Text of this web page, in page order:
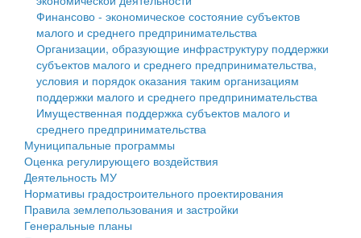
Противодействие коррупции
Контрольно-счетная палата
Персональные данные
Оценка регулирующего воздействия
Деятельность МУ
Нормативы градостроительного проектирования
Правила землепользования и застройки
Генеральные планы
Проекты планировки территории
Финансово - экономическое состояние субъектов
малого и среднего предпринимательства
Организации, образующие инфраструктуру поддержки
субъектов малого и среднего предпринимательства,
условия и порядок оказания таким организациям
поддержки малого и среднего предпринимательства
Имущественная поддержка субъектов малого и
среднего предпринимательства
Муниципальные программы
Оценка регулирующего воздействия
Деятельность МУ
Нормативы градостроительного проектирования
Правила землепользования и застройки
Генеральные планы